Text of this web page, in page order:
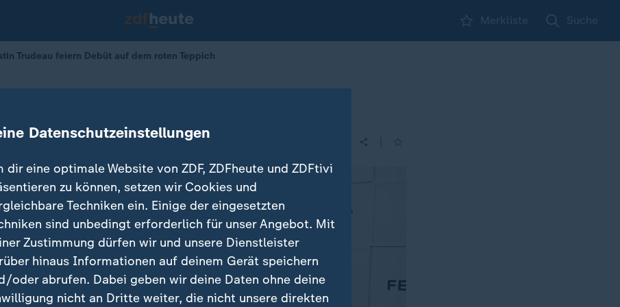
Merkliste Suche
Trudeau feiern Debüt auf dem roten Teppich
Trudeau auf dem roten Teppich
Datenschutzeinstellungen
dir eine optimale Website von ZDF, ZDFheute und ZDFtivi
zu können, setzen wir Cookies und
Techniken ein. Einige der eingesetzten
sind unbedingt erforderlich für unser Angebot. Mit
Zustimmung dürfen wir und unsere Dienstleister
hinaus Informationen auf deinem Gerät speichern
oder abrufen. Dabei geben wir deine Daten ohne deine
nicht an Dritte weiter, die nicht unsere direkten